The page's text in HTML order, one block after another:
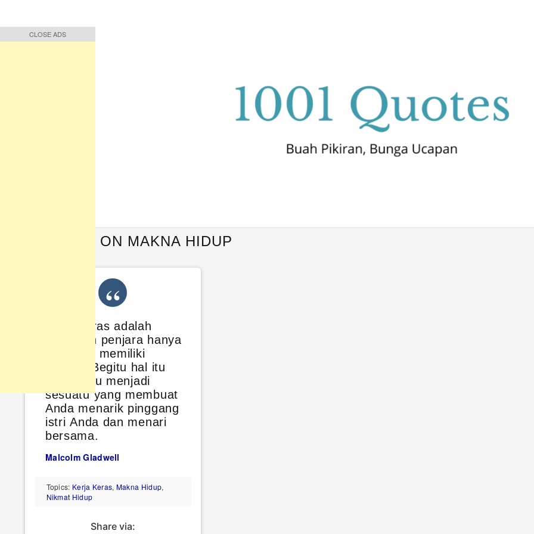
Quote Hari Puisi
QUOTES ON MAKNA HIDUP
Kerja keras adalah
hukuman penjara hanya
jika tidak memiliki
makna. Begitu hal itu
terjadi, itu menjadi
sesuatu yang membuat
Anda menarik pinggang
istri Anda dan menari
bersama.
Malcolm Gladwell
Topics: Kerja Keras, Makna Hidup,
Nikmat Hidup
Share via:
CLOSE ADS
CLOSE ADS